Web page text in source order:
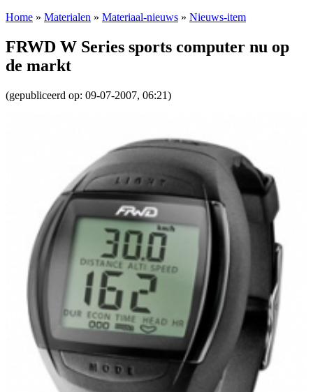
Home » Materialen » Materiaal-nieuws » Nieuws-item
FRWD W Series sports computer nu op
de markt
(gepubliceerd op: 09-07-2007, 06:21)